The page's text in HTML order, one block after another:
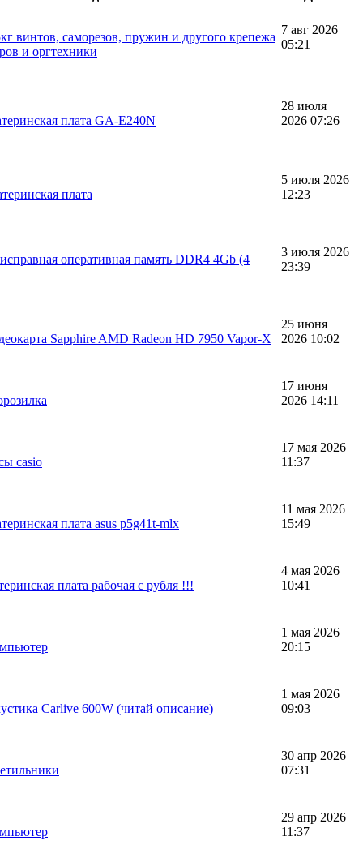
винтов, саморезов, пружин и другого крепежа
и оргтехники
7 авг 2026
05:21
плата GA-E240N
28 июля
2026 07:26
плата
5 июля 2026
12:23
оперативная память DDR4 4Gb (4
3 июля 2026
23:39
Sapphire AMD Radeon HD 7950 Vapor-X
25 июня
2026 10:02
17 июня
2026 14:11
casio
17 мая 2026
11:37
плата asus p5g41t-mlx
11 мая 2026
15:49
плата рабочая с рубля !!!
4 мая 2026
10:41
1 мая 2026
20:15
Carlive 600W (читай описание)
1 мая 2026
09:03
30 апр 2026
07:31
29 апр 2026
11:37